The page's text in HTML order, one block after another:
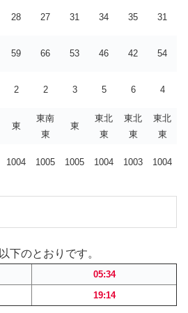
28 27 31 34 35 31
59 66 53 46 42 54
2 2 3 5 6 4
東
東南
東
東
東北
東
東北
東
東北
東
1004 1005 1005 1004 1003 1004
下のとおりです。
05:34
19:14